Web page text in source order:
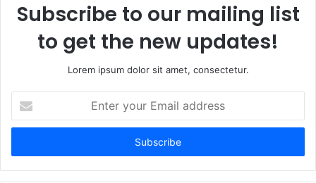
Subscribe to our mailing list
to get the new updates!
Lorem ipsum dolor sit amet, consectetur.
t
r
y